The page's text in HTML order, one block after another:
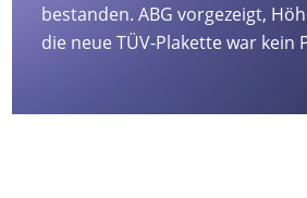
bestanden. ABG vorgezeigt,
die neue TÜV-Plakette war kein